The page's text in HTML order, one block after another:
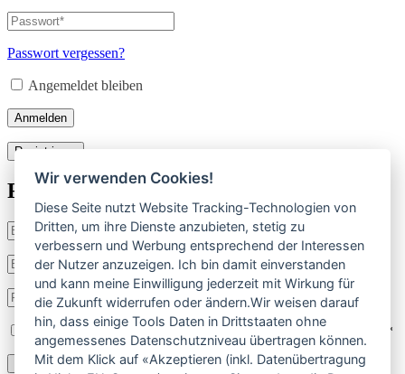
Wir verwenden Cookies!
Diese Seite nutzt Website Tracking-Technologien von
Dritten, um ihre Dienste anzubieten, stetig zu
verbessern und Werbung entsprechend der Interessen
der Nutzer anzuzeigen. Ich bin damit einverstanden
und kann meine Einwilligung jederzeit mit Wirkung für
die Zukunft widerrufen oder ändern.Wir weisen darauf
hin, dass einige Tools Daten in Drittstaaten ohne
angemessenes Datenschutzniveau übertragen können.
Mit dem Klick auf «Akzeptieren (inkl. Datenübertragung
E-
Mail-
Adresse*
Passwort*
Erforderlich
Passwort vergessen?
Angemeldet bleiben
Anmelden
Registrieren
Registrieren
Benutzername*
Erforderlich
E-
Mail-
Adresse *
Erforderlich
Passwort*
Erforderlich
Ich habe dieDatenschutzerklärunggelesen und stimmte ihr zu. *
Registrieren